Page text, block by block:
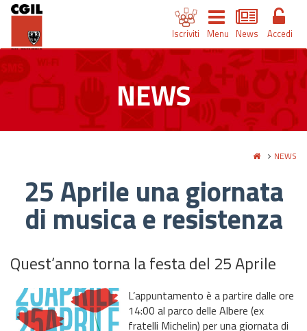
Iscriviti Menu News Accedi
NEWS
NEWS
25 Aprile una giornata
di musica e resistenza
Quest’anno torna la festa del 25 Aprile
L’appuntamento è a partire dalle ore
14:00 al parco delle Albere (ex
fratelli Michelin) per una giornata di